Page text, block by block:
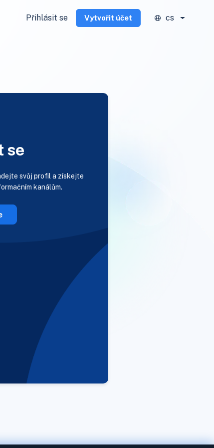
Přihlásit se Vytvořit účet cs
se
svůj profil a získejte
kanálům.